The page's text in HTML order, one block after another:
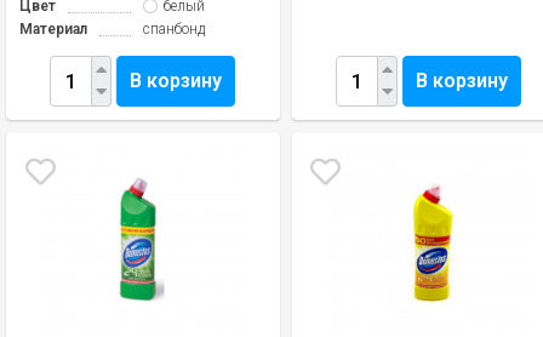
Цвет
белый
Материал
спанбонд
В корзину В корзину